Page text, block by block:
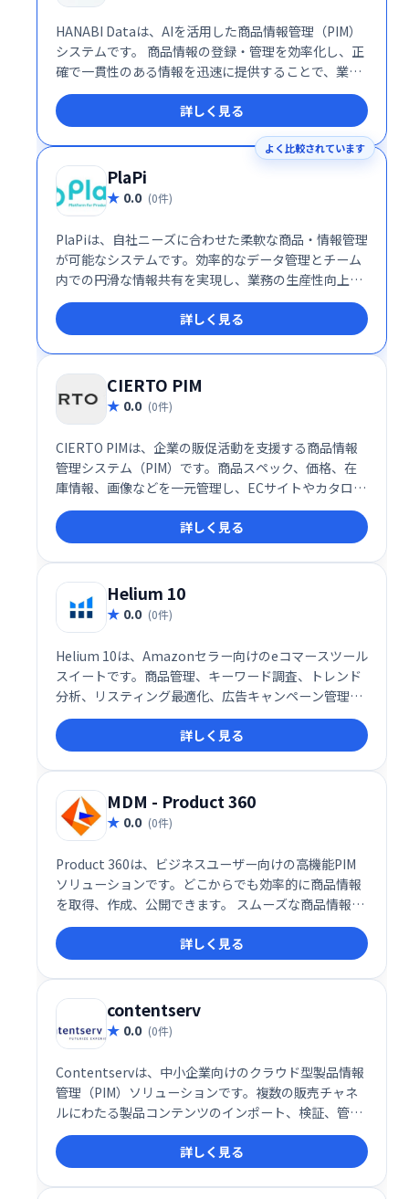
HANABI Dataは、AIを活用した商品情報管理（PIM）
システムです。 商品情報の登録・管理を効率化し、正
確で一貫性のある情報を迅速に提供することで、業務
の省力化と売上向上を実現します。AIによる高度な機
能で、データ入力の手間を削減し、ビジネスの成長を
サポートします。
詳しく見る
よく比較されています
PlaPi
0.0 (0件)
PlaPiは、自社ニーズに合わせた柔軟な商品・情報管理
が可能なシステムです。効率的なデータ管理とチーム
内での円滑な情報共有を実現し、業務の生産性向上に
貢献します。初期費用を抑え、最短1週間で導入可能
なため、小規模企業やPIMシステム導入初心者にも最
適です。短期間で効果的なデータ管理体制を構築し、
ビジネスの成長を加速させましょう。
詳しく見る
CIERTO PIM
0.0 (0件)
CIERTO PIMは、企業の販促活動を支援する商品情報
管理システム（PIM）です。商品スペック、価格、在
庫情報、画像などを一元管理し、ECサイトやカタログ
など、様々な販促媒体への迅速かつ効率的な情報配信
を実現します。 これにより、商品情報の不整合を防
ぎ、販促活動の最適化をサポートします。多くのユー
ザーから高い評価を得ている信頼性の高いシステムで
す。
詳しく見る
Helium 10
0.0 (0件)
Helium 10は、Amazonセラー向けのeコマースツール
スイートです。商品管理、キーワード調査、トレンド
分析、リスティング最適化、広告キャンペーン管理な
ど、Amazonビジネスを成功に導くための機能を網羅
しています。BlackBox機能では、潜在的な商品機会を
効率的に探索できます。Amazonビジネスの成長を強
力にサポートします。
詳しく見る
MDM - Product 360
0.0 (0件)
Product 360は、ビジネスユーザー向けの高機能PIM
ソリューションです。どこからでも効率的に商品情報
を取得、作成、公開できます。 スムーズな商品情報管
理を実現し、ビジネスの生産性向上を支援します。
詳しく見る
contentserv
0.0 (0件)
Contentservは、中小企業向けのクラウド型製品情報
管理（PIM）ソリューションです。複数の販売チャネ
ルにわたる製品コンテンツのインポート、検証、管理
を効率化します。統合ワークフローと役割ベースのア
クセス制御により、チームワークを促進し、正確な情
報提供を実現します。
詳しく見る